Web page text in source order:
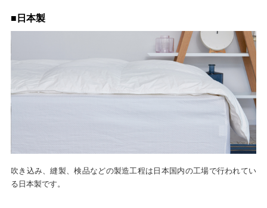
■日本製
吹き込み、縫製、検品などの製造工程は日本国内の工場で行われてい
る日本製です。